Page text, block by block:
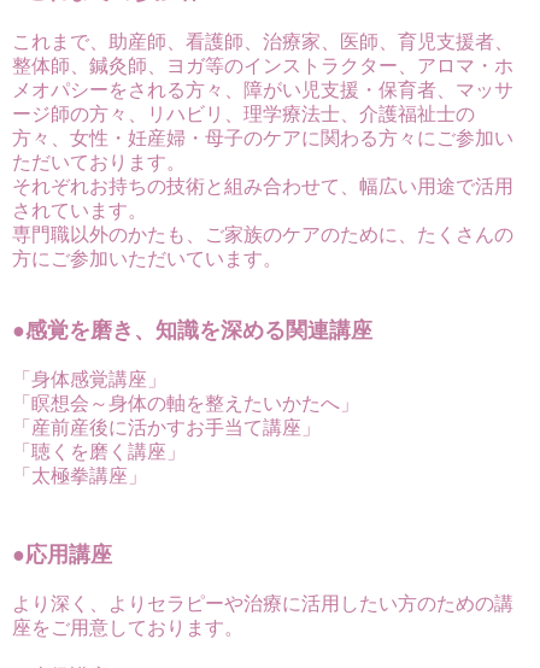
これまで、助産師、看護師、治療家、医師、育児支援者、
整体師、鍼灸師、ヨガ等のインストラクター、アロマ・ホ
メオパシーをされる方々、障がい児支援・保育者、マッサ
ージ師の方々、リハビリ、理学療法士、介護福祉士の
方々、女性・妊産婦・母子のケアに関わる方々にご参加い
ただいております。
それぞれお持ちの技術と組み合わせて、幅広い用途で活用
されています。
専門職以外のかたも、ご家族のケアのために、たくさんの
方にご参加いただいています。
●感覚を磨き、知識を深める関連講座
「身体感覚講座」
「瞑想会～身体の軸を整えたいかたへ」
「産前産後に活かすお手当て講座」
「聴くを磨く講座」
「太極拳講座」
●応用講座
より深く、よりセラピーや治療に活用したい方のための講
座をご用意しております。